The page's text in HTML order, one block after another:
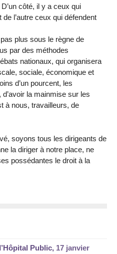
côté, il y a ceux qui
l’autre ceux qui défendent
plus sous le règne de
par des méthodes
nationaux, qui organisera
sociale, économique et
d’un pourcent, les
la mainmise sur les
à nous, travailleurs, de
soyons tous les dirigeants de
la diriger à notre place, ne
possédantes le droit à la
Public, 17 janvier